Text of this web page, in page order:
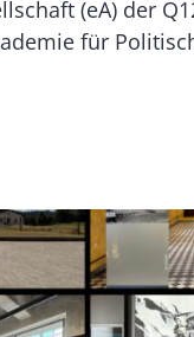
(eA) der
für